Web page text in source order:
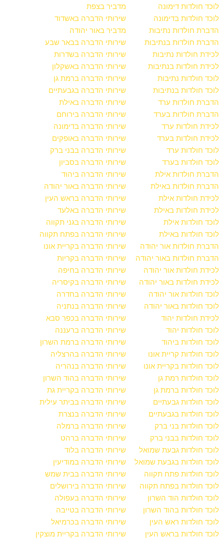
לוכד חולדות דימונה
לוכד חולדות בדימונה
הדברת חולדות נתיבות
הדברת חולדות בנתיבות
לכידת חולדות נתיבות
לכידת חולדות בנתיבות
לוכד חולדות נתיבות
לוכד חולדות בנתיבות
הדברת חולדות ערד
הדברת חולדות בערד
לכידת חולדות ערד
לכידת חולדות בערד
לוכד חולדות ערד
לוכד חולדות בערד
הדברת חולדות אילת
הדברת חולדות באילת
לכידת חולדות אילת
לכידת חולדות באילת
לוכד חולדות אילת
לוכד חולדות באילת
הדברת חולדות אור יהודה
הדברת חולדות באור יהודה
לכידת חולדות אור יהודה
לכידת חולדות באור יהודה
לוכד חולדות אור יהודה
לוכד חולדות באור יהודה
לכידת חולדות יהוד
לוכד חולדות יהוד
לוכד חולדות ביהוד
לוכד חולדות קריית אונו
לוכד חולדות בקריית אונו
לוכד חולדות רמת גן
לוכד חולדות ברמת גן
לוכד חולדות גבעתיים
לוכד חולדות בגבעתיים
לוכד חולדות בני ברק
לוכד חולדות בבני ברק
לוכד חולדות גבעת שמואל
לוכד חולדות בגבעת שמואל
לוכד חולדות פתח תקווה
לוכד חולדות בפתח תקווה
לוכד חולדות הוד השרון
לוכד חולדות בהוד השרון
לוכד חולדות ראש העין
לוכד חולדות בראש העין
מדביר בצפת
שירותי הדברה באשדוד
מדביר באור יהודה
שירותי הדברה בבאר שבע
שירותי הדברה בשדרות
שירותי הדברה באשקלון
שירותי הדברה ברמת גן
שירותי הדברה בגבעתיים
שירותי הדברה באילת
שירותי הדברה בירוחם
שירותי הדברה בדימונה
שירותי הדברה באופקים
שירותי הדברה בבני ברק
שירותי הדברה בסביון
שירותי הדברה ביהוד
שירותי הדברה באור יהודה
שירותי הדברה בראש העין
שירותי הדברה באלעד
שירותי הדברה בגני תקווה
שירותי הדברה בפתח תקווה
שירותי הדברה בקריית אונו
שירותי הדברה בקריות
שירותי הדברה בחיפה
שירותי הדברה בקיסריה
שירותי הדברה בחדרה
שירותי הדברה בנתניה
שירותי הדברה בכפר סבא
שירותי הדברה ברעננה
שירותי הדברה ברמת השרון
שירותי הדברה בהרצליה
שירותי הדברה בנהריה
שירותי הדברה בהוד השרון
שירותי הדברה בקריית גת
שירותי הדברה בביתר עילית
שירותי הדברה בנצרת
שירותי הדברה ברמלה
שירותי הדברה ברהט
שירותי הדברה בלוד
שירותי הדברה במודיעין
שירותי הדברה בבית שמש
שירותי הדברה בירושלים
שירותי הדברה בעפולה
שירותי הדברה בטייבה
שירותי הדברה בכרמיאל
שירותי הדברה בקריית מוצקין